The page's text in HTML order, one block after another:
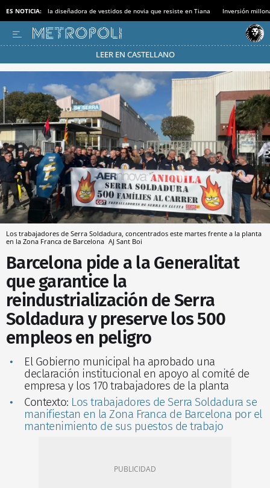
ES NOTICIA: la diseñadora de vestidos de novia que resiste en Tiana Inversión
LEER EN CASTELLANO
Pásate al MODO AHORRO
Los trabajadores de Serra Soldadura, concentrados este martes frente a la planta
en la Zona Franca de Barcelona AJ Sant Boi
Barcelona pide a la Generalitat
que garantice la
reindustrialización de Serra
Soldadura y preserve los 500
empleos en peligro
El Gobierno municipal ha aprobado una
declaración institucional en apoyo al comité de
empresa y los 170 trabajadores de la planta
Contexto: Los trabajadores de Serra Soldadura se
manifiestan en la Zona Franca de Barcelona por el
mantenimiento de sus puestos de trabajo